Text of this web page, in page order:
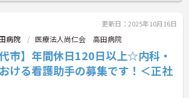
更新日：2025年10月16日
病院 医療法人尚仁会 高田病院
代市】年間休日120日以上☆内科・
ける看護助手の募集です！＜正社